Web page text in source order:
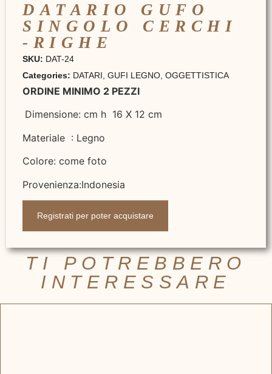
DATARIO GUFO
SINGOLO CERCHI
-RIGHE
SKU: DAT-24
Categories: DATARI GUFI LEGNO OGGETTISTICA
ORDINE MINIMO 2 PEZZI
Dimensione: cm h 16 X 12 cm
Materiale : Legno
Colore: come foto
Provenienza:Indonesia
Registrati per poter acquistare
TI POTREBBERO
INTERESSARE